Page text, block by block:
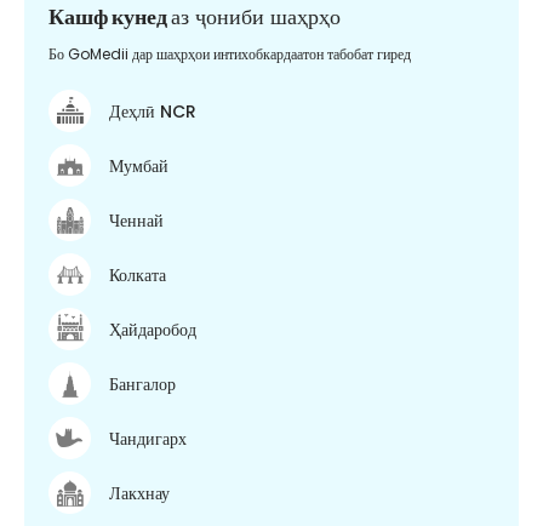
Кашф кунедаз ҷониби шаҳрҳо
Бо GoMedii дар шаҳрҳои интихобкардаатон табобат гиред
Деҳлӣ NCR
Мумбай
Ченнай
Колката
Ҳайдаробод
Бангалор
Чандигарх
Лакхнау